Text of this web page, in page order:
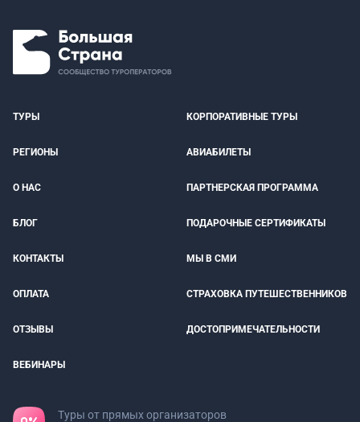
ТУРЫ КОРПОРАТИВНЫЕ ТУРЫ
РЕГИОНЫ АВИАБИЛЕТЫ
О НАС ПАРТНЕРСКАЯ ПРОГРАММА
БЛОГ ПОДАРОЧНЫЕ СЕРТИФИКАТЫ
КОНТАКТЫ МЫ В СМИ
ОПЛАТА СТРАХОВКА ПУТЕШЕСТВЕННИКОВ
ОТЗЫВЫ ДОСТОПРИМЕЧАТЕЛЬНОСТИ
ВЕБИНАРЫ
Туры от прямых организаторов